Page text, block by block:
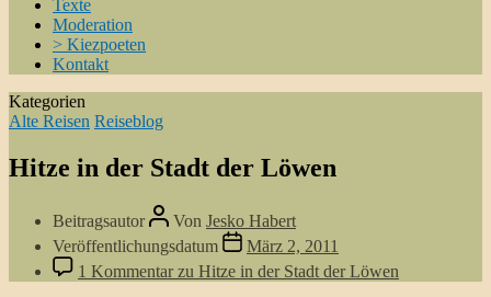
Texte
Moderation
> Kiezpoeten
Kontakt
Kategorien
Alte Reisen Reiseblog
Hitze in der Stadt der Löwen
Beitragsautor Von Jesko Habert
Veröffentlichungsdatum
März 2, 2011
1 Kommentarzu Hitze in der Stadt der Löwen